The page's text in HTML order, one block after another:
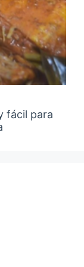
fácil para